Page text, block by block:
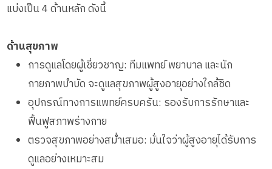
แบ่งเป็น 4 ด้านหลัก ดังนี้
ด้านสุขภาพ
การดูแลโดยผู้เชี่ยวชาญ: ทีมแพทย์ พยาบาล และนัก
กายภาพบำบัด จะดูแลสุขภาพผู้สูงอายุอย่างใกล้ชิด
อุปกรณ์ทางการแพทย์ครบครัน: รองรับการรักษาและ
ฟื้นฟูสภาพร่างกาย
ตรวจสุขภาพอย่างสม่ำเสมอ: มั่นใจว่าผู้สูงอายุได้รับการ
ดูแลอย่างเหมาะสม